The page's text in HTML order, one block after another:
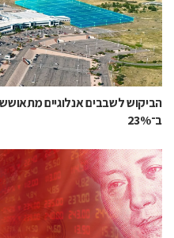
הביקוש לשבבים אנלוגיים
ב־23%